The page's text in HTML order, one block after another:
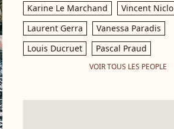
Karine Le Marchand
Vincent Niclo
Laurent Gerra
Vanessa Paradis
Louis Ducruet
Pascal Praud
VOIR TOUS LES PEOPLE